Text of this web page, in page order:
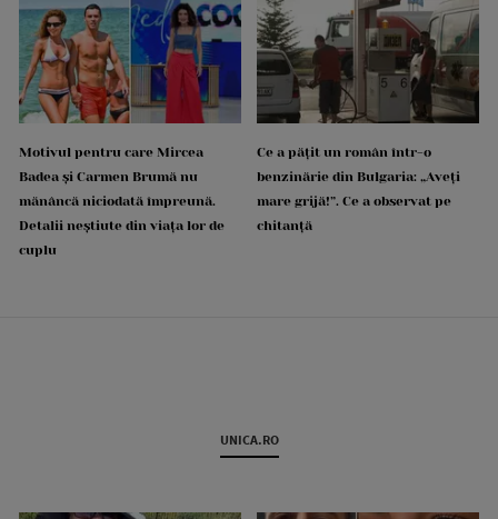
Motivul pentru care Mircea
Badea și Carmen Brumă nu
mănâncă niciodată împreună.
Detalii neștiute din viața lor de
cuplu
Ce a pățit un român într-o
benzinărie din Bulgaria: „Aveți
mare grijă!”. Ce a observat pe
chitanță
UNICA.RO